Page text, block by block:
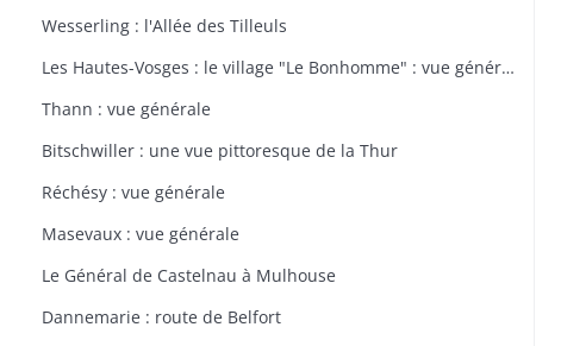
Wesserling : l'Allée des Tilleuls
Les Hautes-Vosges : le village "Le Bonhomme" : vue générale
Thann : vue générale
Bitschwiller : une vue pittoresque de la Thur
Réchésy : vue générale
Masevaux : vue générale
Le Général de Castelnau à Mulhouse
Dannemarie : route de Belfort